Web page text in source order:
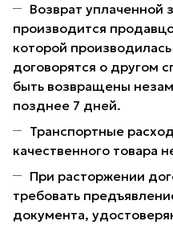
Возврат уплаченной
производится
которой
договорятся о другом
быть возвращены
позднее 7 дней.
Транспортные
качественного товара
При расторжении
требовать
документа,